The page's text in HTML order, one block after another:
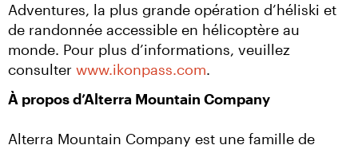
Adventures, la plus grande opération d’héliski et
de randonnée accessible en hélicoptère au
monde. Pour plus d’informations, veuillez
consulter www.ikonpass.com.
À propos d’Alterra Mountain Company
Alterra Mountain Company est une famille de